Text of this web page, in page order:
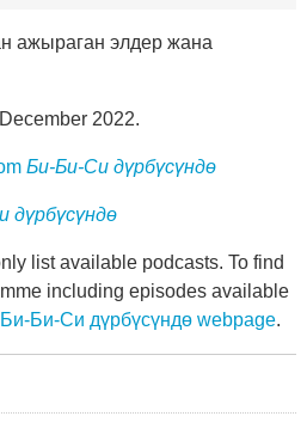
ажыраган элдер жана
2022.
Би-Би-Си дүрбүсүндө
дүрбүсүндө
list available podcasts. To find
including episodes available
Би-Би-Си дүрбүсүндө webpage.